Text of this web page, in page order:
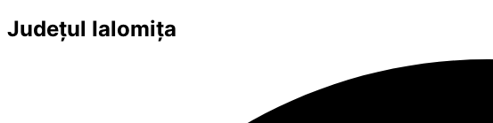
Județul Ialomița